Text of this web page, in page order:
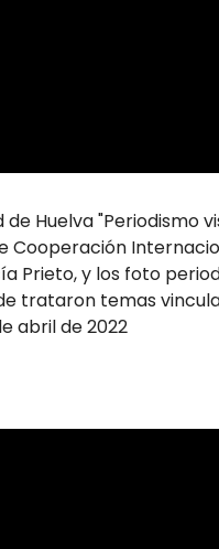
Huelva "Periodismo
Cooperación
Prieto, y los foto
trataron temas
abril de 2022